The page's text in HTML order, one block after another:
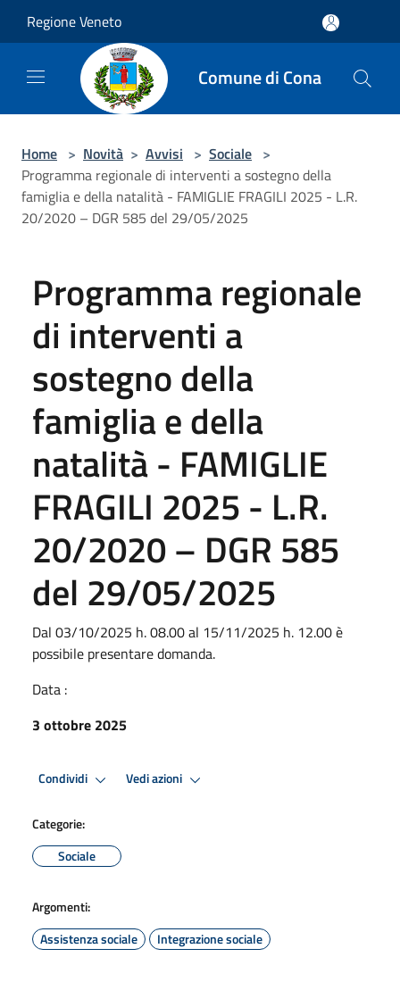
Regione Veneto
Comune di Cona
Home > Novità > Avvisi > Sociale >
Programma regionale di interventi a sostegno della
famiglia e della natalità - FAMIGLIE FRAGILI 2025 - L.R.
20/2020 – DGR 585 del 29/05/2025
Programma regionale
di interventi a
sostegno della
famiglia e della
natalità - FAMIGLIE
FRAGILI 2025 - L.R.
20/2020 – DGR 585
del 29/05/2025
Dal 03/10/2025 h. 08.00 al 15/11/2025 h. 12.00 è
possibile presentare domanda.
Data :
3 ottobre 2025
Condividi Vedi azioni
Categorie:
Sociale
Argomenti:
Assistenza sociale
Integrazione sociale